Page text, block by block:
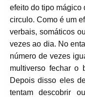
efeito do tipo mágico
circulo. Como é um
verbais, somáticos
vezes ao dia. No
número de vezes
multiverso fechar o
Depois disso eles
tentam descobrir